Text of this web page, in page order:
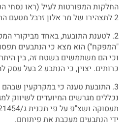
החלקות המפורטות לעיל (ראו נסחי
2 לתצהירו של מר אלון זרבל מטעם התובעת).
2. לטענת התובעת, באחד מביקורי
"המפקח") הוא מצא כי הנתבעים
וכי הם משתמשים בשטח זה, בין
כרותים. יצוין, כי הנתבע 2 בעל עסק להסקת עצים.
3. התובעת טענה כי במקרקעין
נכללים מגרשים המיועדים לשיווק
ידי הנתבעים מעכבת את פיתוחם.